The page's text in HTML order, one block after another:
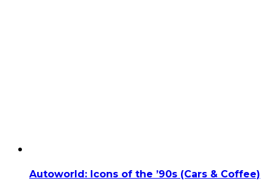
Autoworld: Icons of the ’90s (Cars & Coffee)